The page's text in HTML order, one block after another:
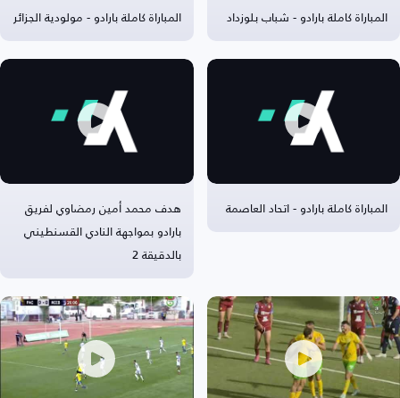
المباراة كاملة بارادو - شباب بلوزداد المباراة كاملة بارادو - مولودية الجزائر
المباراة كاملة بارادو - اتحاد العاصمة
هدف محمد أمين رمضاوي لفريق
بارادو بمواجهة النادي القسنطيني
بالدقيقة 2